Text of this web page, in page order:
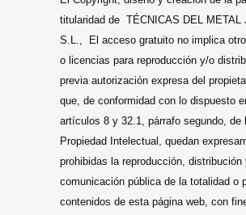
titularidad de TÉCNICAS DEL METAL
S.L., El acceso gratuito no implica
o licencias para reproducción y/o
previa autorización expresa del
que, de conformidad con lo dispuesto
artículos 8 y 32.1, párrafo segundo, de
Propiedad Intelectual, quedan
prohibidas la reproducción, distribución
comunicación pública de la totalidad o
contenidos de esta página web, con